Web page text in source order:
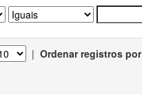
| Ordenar registros por